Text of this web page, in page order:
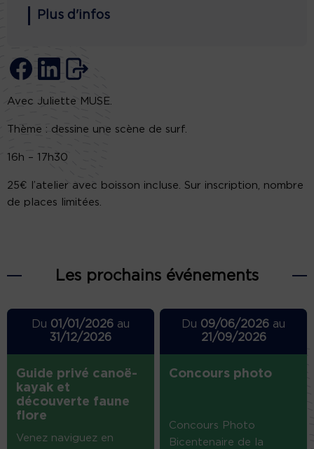
Plus d'infos
Avec Juliette MUSE.
Thème : dessine une scène de surf.
16h – 17h30
25€ l’atelier avec boisson incluse. Sur inscription, nombre
de places limitées.
Les prochains événements
Du 01/01/2026au
31/12/2026
Guide privé canoë-
kayak et
découverte faune
flore
Venez naviguez en
Du 09/06/2026 au
21/09/2026
Concours photo
Concours Photo
Bicentenaire de la